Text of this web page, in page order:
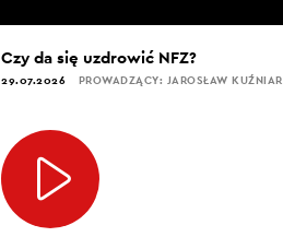
Czy da się uzdrowić NFZ?
29.07.2026 PROWADZĄCY: JAROSŁAW KUŹNIAR